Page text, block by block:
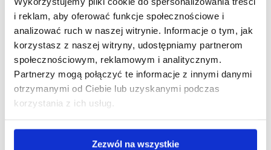
i reklam, aby oferować funkcje społecznościowe i
analizować ruch w naszej witrynie. Informacje o tym, jak
korzystasz z naszej witryny, udostępniamy partnerom
społecznościowym, reklamowym i analitycznym.
Partnerzy mogą połączyć te informacje z innymi danymi
otrzymanymi od Ciebie lub uzyskanymi podczas
korzystania z ich usług.
Zezwól na wszystkie